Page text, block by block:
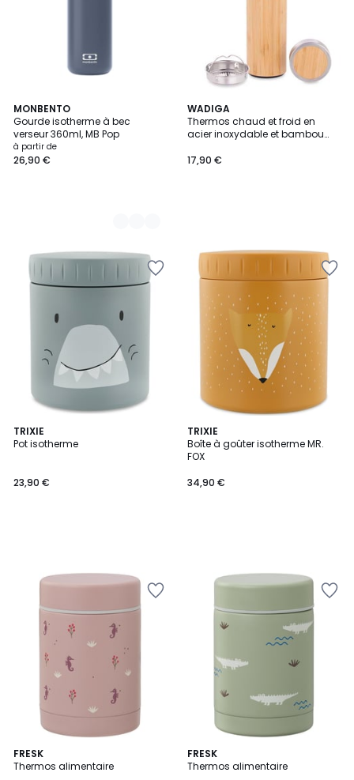
MONBENTO
Gourde isotherme à bec
verseur 360ml, MB Pop
à partir de
26,90 €
4
Couleurs
WADIGA
Thermos chaud et froid en
acier inoxydable et bambou
17,90 €
TRIXIE
Pot isotherme
23,90 €
TRIXIE
Boîte à goûter isotherme MR.
FOX
34,90 €
FRESK
Thermos alimentaire
FRESK
Thermos alimentaire